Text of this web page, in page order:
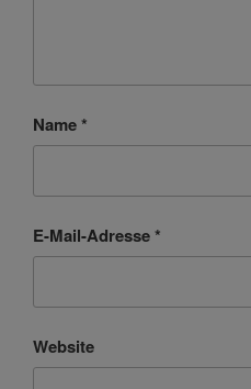
Name*
E-Mail-Adresse*
Website